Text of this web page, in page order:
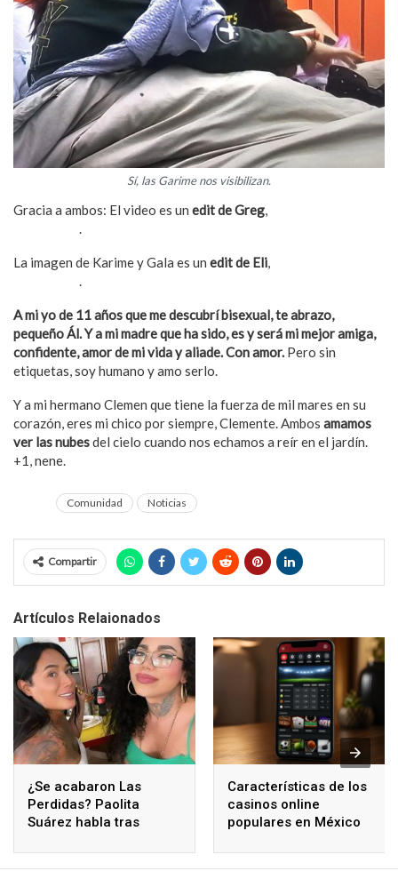
Sí, las Garime nos visibilizan.
Gracia a ambos: El video es un edit de Greg,
.
La imagen de Karime y Gala es un edit de Eli,
.
A mi yo de 11 años que me descubrí bisexual, te abrazo,
pequeño Ál. Y a mi madre que ha sido, es y será mi mejor amiga,
confidente, amor de mi vida y aliade. Con amor. Pero sin
etiquetas, soy humano y amo serlo.
Y a mi hermano Clemen que tiene la fuerza de mil mares en su
corazón, eres mi chico por siempre, Clemente. Ambos amamos
ver las nubesdel cielo cuando nos echamos a reír en el jardín.
+1, nene.
Comunidad Noticias
Compartir
Artículos Relaionados
¿Se acabaron Las
Perdidas? Paolita
Suárez habla tras
de Karina Torres
Características de los
casinos online
populares en México